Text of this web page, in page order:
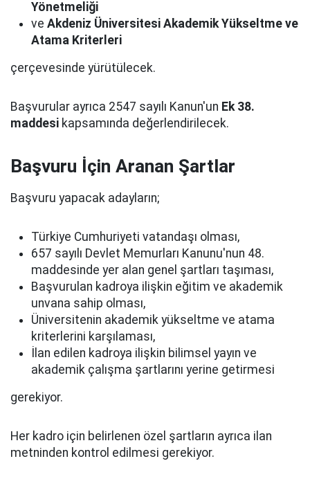
Yönetmeliği
ve Akdeniz Üniversitesi Akademik Yükseltme ve
Atama Kriterleri
çerçevesinde yürütülecek.
Başvurular ayrıca 2547 sayılı Kanun'un Ek 38.
maddesi kapsamında değerlendirilecek.
Başvuru İçin Aranan Şartlar
Başvuru yapacak adayların;
Türkiye Cumhuriyeti vatandaşı olması,
657 sayılı Devlet Memurları Kanunu'nun 48.
maddesinde yer alan genel şartları taşıması,
Başvurulan kadroya ilişkin eğitim ve akademik
unvana sahip olması,
Üniversitenin akademik yükseltme ve atama
kriterlerini karşılaması,
İlan edilen kadroya ilişkin bilimsel yayın ve
akademik çalışma şartlarını yerine getirmesi
gerekiyor.
Her kadro için belirlenen özel şartların ayrıca ilan
metninden kontrol edilmesi gerekiyor.